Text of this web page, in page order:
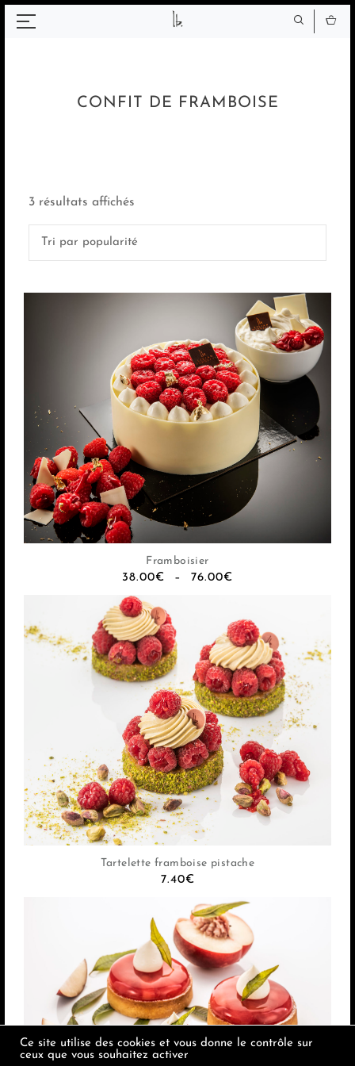
CONFIT DE FRAMBOISE
3 résultats affichés
popularité
Framboisier
38.00€ – 76.00€
Tartelette framboise pistache
7.40€
Panneau de gestion des cookies
Ce site utilise des cookies et vous donne le contrôle sur
ceux que vous souhaitez activer